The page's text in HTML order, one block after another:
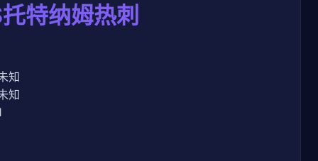
特纳姆热刺
知
知